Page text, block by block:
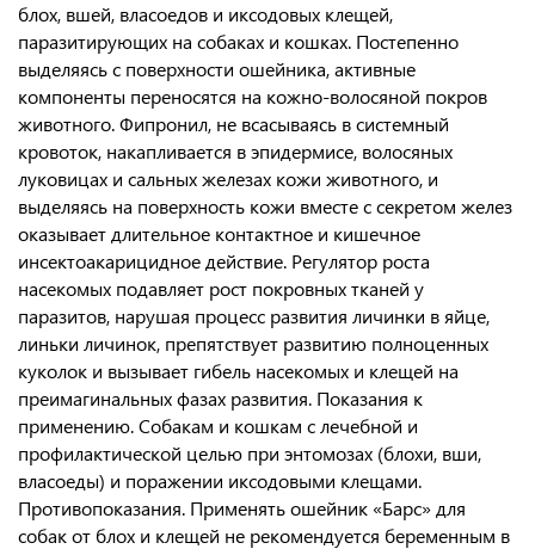
блох, вшей, власоедов и иксодовых клещей,
паразитирующих на собаках и кошках. Постепенно
выделяясь с поверхности ошейника, активные
компоненты переносятся на кожно-волосяной покров
животного. Фипронил, не всасываясь в системный
кровоток, накапливается в эпидермисе, волосяных
луковицах и сальных железах кожи животного, и
выделяясь на поверхность кожи вместе с секретом желез
оказывает длительное контактное и кишечное
инсектоакарицидное действие. Регулятор роста
насекомых подавляет рост покровных тканей у
паразитов, нарушая процесс развития личинки в яйце,
линьки личинок, препятствует развитию полноценных
куколок и вызывает гибель насекомых и клещей на
преимагинальных фазах развития. Показания к
применению. Собакам и кошкам с лечебной и
профилактической целью при энтомозах (блохи, вши,
власоеды) и поражении иксодовыми клещами.
Противопоказания. Применять ошейник «Барс» для
собак от блох и клещей не рекомендуется беременным в